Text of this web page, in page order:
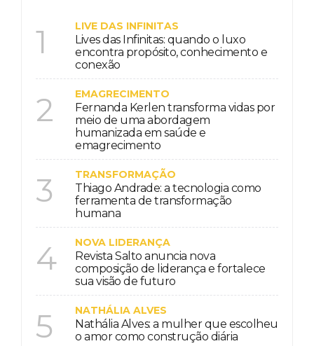
1 LIVE DAS INFINITAS
Lives das Infinitas: quando o luxo
encontra propósito, conhecimento e
conexão
2 EMAGRECIMENTO
Fernanda Kerlen transforma vidas por
meio de uma abordagem
humanizada em saúde e
emagrecimento
3 TRANSFORMAÇÃO
Thiago Andrade: a tecnologia como
ferramenta de transformação
humana
4 NOVA LIDERANÇA
Revista Salto anuncia nova
composição de liderança e fortalece
sua visão de futuro
5 NATHÁLIA ALVES
Nathália Alves: a mulher que escolheu
o amor como construção diária